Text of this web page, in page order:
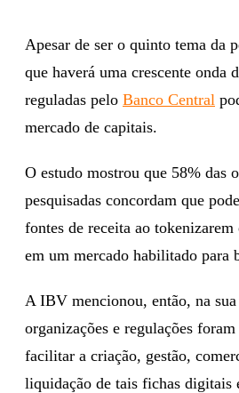
Apesar de ser o quinto tema da
que haverá uma crescente onda
reguladas pelo Banco Central
mercado de capitais.
O estudo mostrou que 58% das
pesquisadas concordam que
fontes de receita ao
em um mercado habilitado para
A IBV mencionou, então, na sua
organizações e regulações
facilitar a criação, gestão,
liquidação de tais fichas digitais